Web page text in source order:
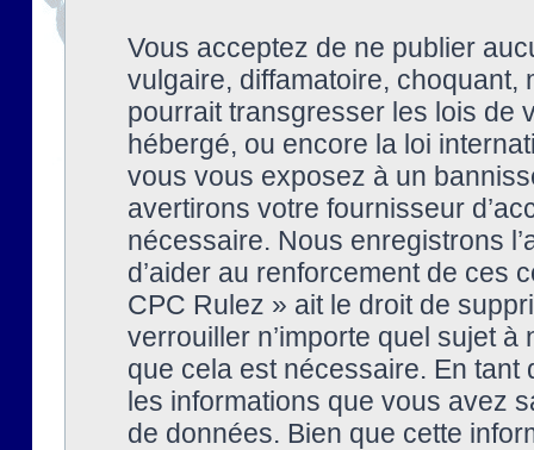
Vous acceptez de ne publier
vulgaire, diffamatoire, choquant,
pourrait transgresser les lois de
hébergé, ou encore la loi
vous vous exposez à un
avertirons votre fournisseur
nécessaire. Nous enregistrons
d’aider au renforcement de ces
CPC Rulez » ait le droit de
verrouiller n’importe quel sujet à
que cela est nécessaire. En tant
les informations que vous avez
de données. Bien que cette